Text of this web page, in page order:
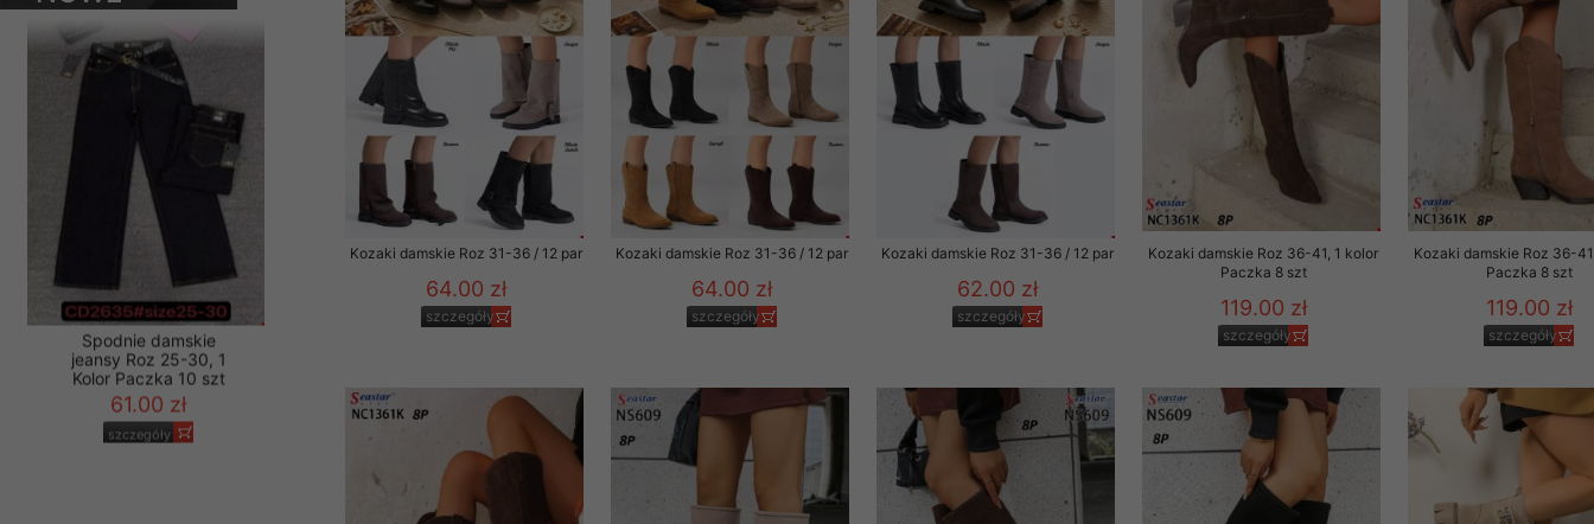
PRODUKTY
61.00 zł
szczegóły
Spodnie damskie
jeansy Roz 25-30, 1
Kozaki damskie Roz 31-36 / 12 par
64.00 zł
szczegóły
Kozaki damskie Roz 31-36 / 12 par
64.00 zł
szczegóły
Kozaki damskie Roz 31-36 / 12 par
62.00 zł
szczegóły
Kozaki damskie Roz 36-41, 1 kolor
Paczka 8 szt
119.00 zł
szczegóły
Kozaki damskie Roz 36-
Paczka 8 szt
119.00 zł
szczegóły
Materiały reklamowo - promocyjne wysyłamy Klientom jedynie wówczas, gdy wyrazili na to zgodę. Dotyczy to w
szczególności newslettera wysyłanego Klientowi, jeżeli potwierdzi wyraźnie wskazanego przez nas linka
zawierającego akceptację na otrzymywanie newslettera o aktualnych promocjach, rabatach i nowościach w
naszym Sklepie. Materiały te dotyczą wyłącznie oferty naszego Sklepu.
Wszelkie pytania, wnioski i sugestie odnoszące się do ochrony Państwa prywatności, w szczególności danych
osobowych prosimy zgłaszać na email